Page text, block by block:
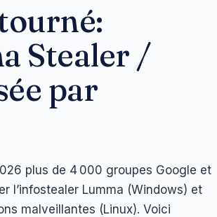
Stealer /
par
plus de 4 000 groupes Google et
l’infostealer Lumma (Windows) et
malveillantes (Linux). Voici